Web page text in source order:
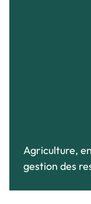
Agriculture,
gestion des